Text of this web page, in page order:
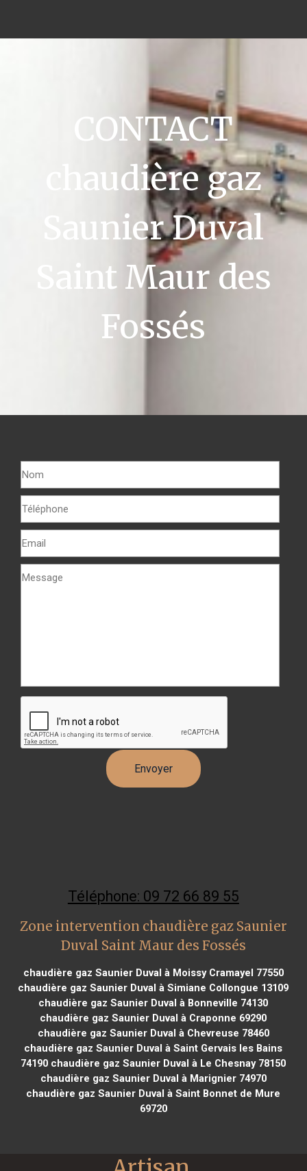
CONTACT
chaudière gaz
Saunier Duval
Saint Maur des
Fossés
Téléphone: 09 72 66 89 55
Zone intervention chaudière gaz Saunier
Duval Saint Maur des Fossés
chaudière gaz Saunier Duval à Moissy Cramayel 77550
chaudière gaz Saunier Duval à Simiane Collongue 13109
chaudière gaz Saunier Duval à Bonneville 74130
chaudière gaz Saunier Duval à Craponne 69290
chaudière gaz Saunier Duval à Chevreuse 78460
chaudière gaz Saunier Duval à Saint Gervais les Bains
74190 chaudière gaz Saunier Duval à Le Chesnay 78150
chaudière gaz Saunier Duval à Marignier 74970
chaudière gaz Saunier Duval à Saint Bonnet de Mure
69720